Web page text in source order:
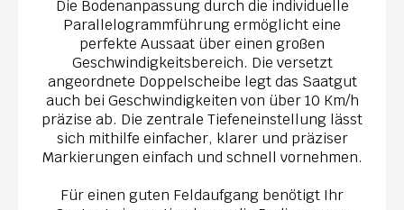
Die Bodenanpassung durch die individuelle
Parallelogrammführung ermöglicht eine
perfekte Aussaat über einen großen
Geschwindigkeitsbereich. Die versetzt
angeordnete Doppelscheibe legt das Saatgut
auch bei Geschwindigkeiten von über 10 Km/h
präzise ab. Die zentrale Tiefeneinstellung lässt
sich mithilfe einfacher, klarer und präziser
Markierungen einfach und schnell vornehmen.
Für einen guten Feldaufgang benötigt Ihr